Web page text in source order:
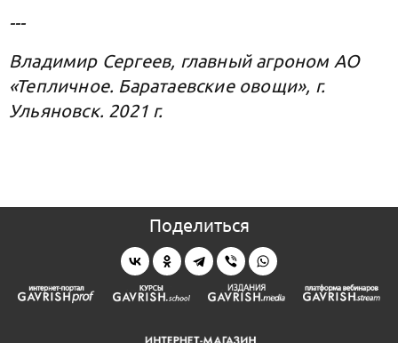
---
Владимир Сергеев, главный агроном АО
«Тепличное. Баратаевские овощи», г.
Ульяновск. 2021 г.
Поделиться